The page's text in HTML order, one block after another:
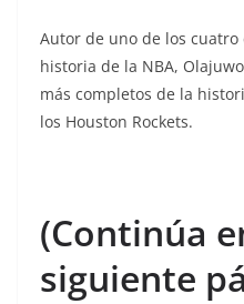
Autor de uno de los
historia de la NBA,
más completos de la
los Houston Rockets.
(Continúa
siguiente